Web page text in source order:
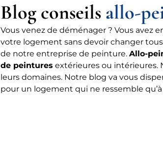
Blog conseils allo-
Vous venez de déménager ? Vous avez
votre logement sans devoir changer
de notre entreprise de peinture. Allo-
de peintures extérieures ou intérieures.
leurs domaines. Notre blog va vous
pour un logement qui ne ressemble qu’à